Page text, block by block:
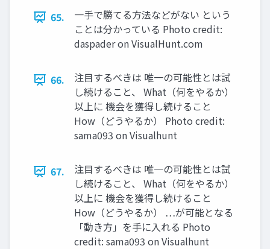
65.
⼀⼿で勝てる⽅法などがない という
ことは分かっている Photo credit:
daspader on VisualHunt.com
66.
注⽬するべきは 唯⼀の可能性とは試
し続けること、 What（何をやるか）
以上に 機会を獲得し続けること
How（どうやるか） Photo credit:
sama093 on Visualhunt
67.
注⽬するべきは 唯⼀の可能性とは試
し続けること、 What（何をやるか）
以上に 機会を獲得し続けること
How（どうやるか） …が可能となる
「動き⽅」を⼿に⼊れる Photo
credit: sama093 on Visualhunt